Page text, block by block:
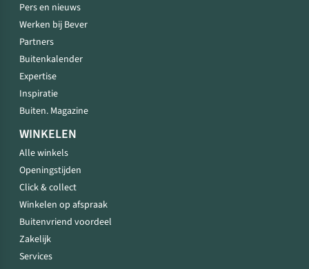
Pers en nieuws
Werken bij Bever
Partners
Buitenkalender
Expertise
Inspiratie
Buiten. Magazine
WINKELEN
Alle winkels
Openingstijden
Click & collect
Winkelen op afspraak
Buitenvriend voordeel
Zakelijk
Services